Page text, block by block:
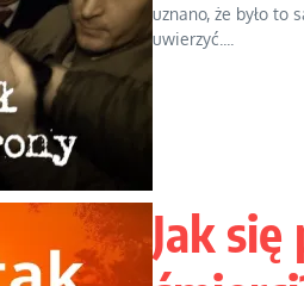
uznano, że było to
uwierzyć....
Jak